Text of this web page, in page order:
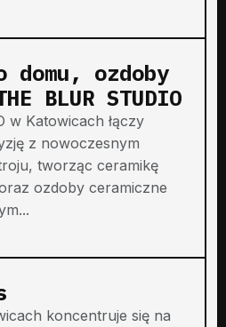
domu, ozdoby
BLUR STUDIO
w Katowicach łączy
z nowoczesnym
tworząc ceramikę
ozdoby ceramiczne
koncentruje się na